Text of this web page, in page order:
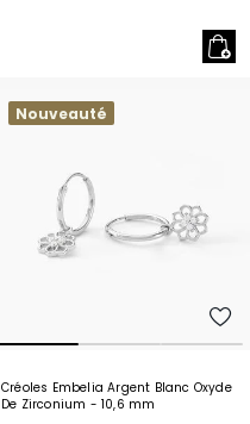
Nouveauté
Créoles Embelia Argent Blanc Oxyde
De Zirconium - 10,6 mm